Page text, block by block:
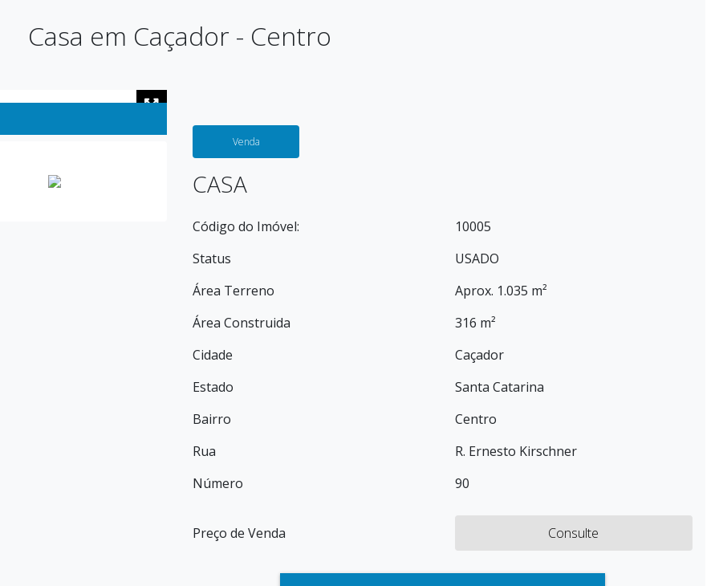
Casa em Caçador - Centro
Venda
CASA
Código do Imóvel:
10005
Status
USADO
Área Terreno
Aprox. 1.035 m²
Área Construida
316 m²
Cidade
Caçador
Estado
Santa Catarina
Bairro
Centro
Rua
R. Ernesto Kirschner
Número
90
Preço de Venda Consulte